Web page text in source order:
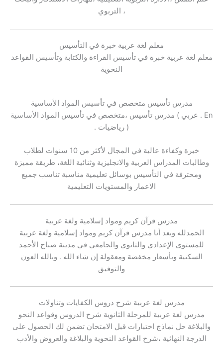
التربوي ،
معلم لغة عربية خبرة في التأسيس
معلم لغة عربية خبرة في تأسيس القراءة والكتابة وتأسيس القواعد
النحوية
مدرس تأسيس متخصص في تأسيس المواد الأساسية
مدرس تأسيس ،متخصص في تأسيس المواد الأساسية ( عربي . En
. رياضيات )
خبرة وكفاءة عالية في المجال لأكثر من 10 سنوات لطلاب
وطالبات المدراس العربية والانجليزية وثنائية اللغة، طريقة مميزة
ومحترفة في التأسيس بوسائل تعليمية مناسبة تناسب جميع
الاعمار والمستويات التعليمية
مدرس قرآن كريم ومواد إسلامية ولغة عربية
الحمدلله وبعد أنا مدرس قرآن كريم ومواد إسلامية ولغة عربية
للمستوى الإعدادي والثانوي والجامعي في مدينة صباح الأحمد
السكنية وبأسعار مخفضة ومعقولة إن شاء الله . وبالله العون
والتوفيق
مدرس لغة عربية شرح دروس الكفايات وتناولات
مدرس لغة عربية للمرحلة الثانوية شرح الدروس وقواعد النحو
والبلاغة حل نماذج اختبارات قبل الامتحان تضمن لك الحصول على
الدرجة النهائية ،شرح القواعد النحوية والبلاغة والعروض والأدب